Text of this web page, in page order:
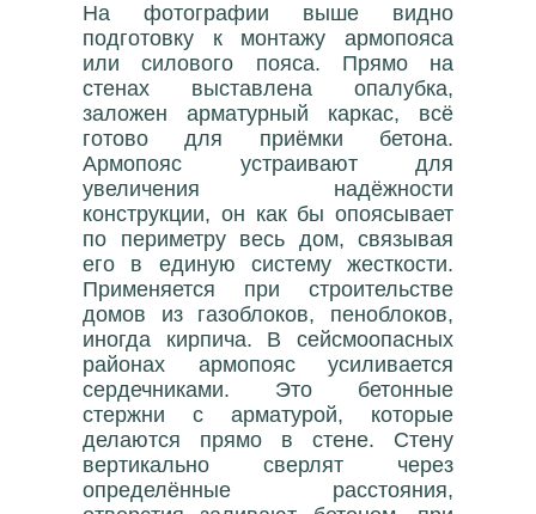
На фотографии выше видно
подготовку к монтажу армопояса
или силового пояса. Прямо на
стенах выставлена опалубка,
заложен арматурный каркас, всё
готово для приёмки бетона.
Армопояс устраивают для
увеличения надёжности
конструкции, он как бы опоясывает
по периметру весь дом, связывая
его в единую систему жесткости.
Применяется при строительстве
домов из газоблоков, пеноблоков,
иногда кирпича. В сейсмоопасных
районах армопояс усиливается
сердечниками. Это бетонные
стержни с арматурой, которые
делаются прямо в стене. Стену
вертикально сверлят через
определённые расстояния,